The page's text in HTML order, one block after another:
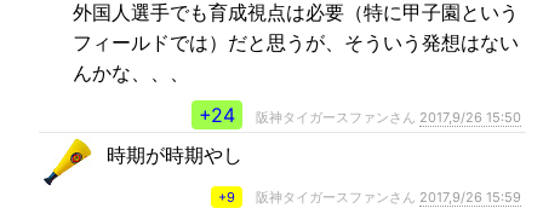
外国人選手でも育成視点は必要（特に甲子園という
フィールドでは）だと思うが、そういう発想はない
んかな、、、
+24
阪神タイガースファンさん 2017,9/26 15:50
時期が時期やし
+9 阪神タイガースファンさん 2017,9/26 15:59